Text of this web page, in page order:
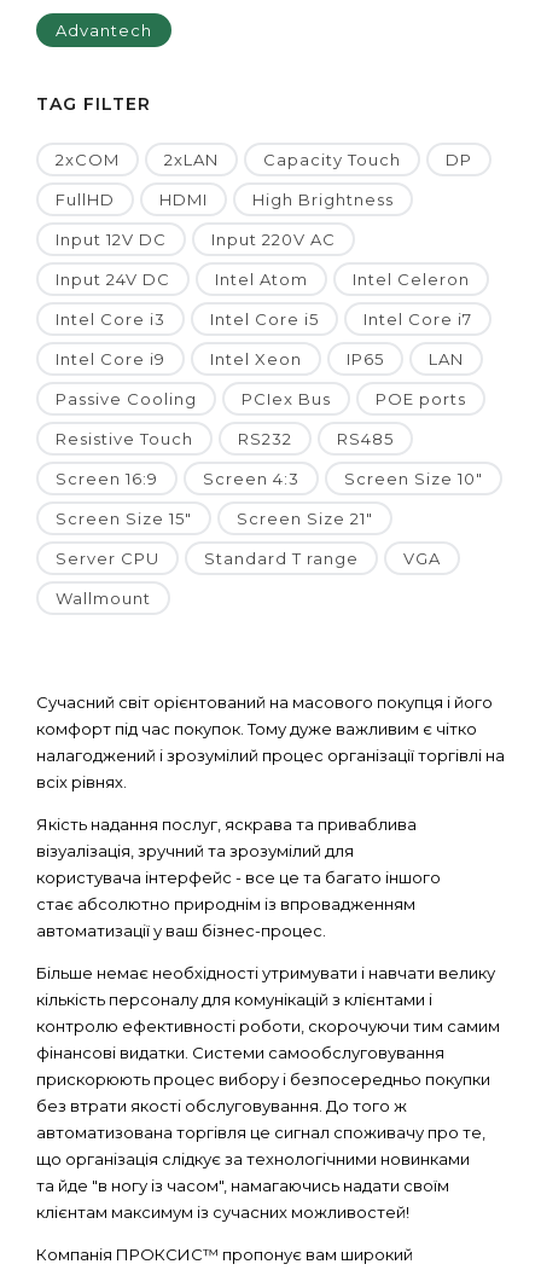
Advantech
TAG FILTER
2xCOM 2xLAN Capacity Touch DP
FullHD HDMI High Brightness
Input 12V DC Input 220V AC
Input 24V DC Intel Atom Intel Celeron
Intel Core i3 Intel Core i5 Intel Core i7
Intel Core i9 Intel Xeon IP65 LAN
Passive Cooling PCIex Bus POE ports
Resistive Touch RS232 RS485
Screen 16:9 Screen 4:3 Screen Size 10"
Screen Size 15" Screen Size 21"
Server CPU Standard T range VGA
Wallmount
Сучасний світ орієнтований на масового покупця і його
комфорт під час покупок. Тому дуже важливим є чітко
налагоджений і зрозумілий процес організації торгівлі на
всіх рівнях.
Якість надання послуг, яскрава та приваблива
візуалізація, зручний та зрозумілий для
користувача інтерфейс - все це та багато іншого
стає абсолютно природнім із впровадженням
автоматизації у ваш бізнес-процес.
Більше немає необхідності утримувати і навчати велику
кількість персоналу для комунікацій з клієнтами і
контролю ефективності роботи, скорочуючи тим самим
фінансові видатки. Системи самообслуговування
прискорюють процес вибору і безпосередньо покупки
без втрати якості обслуговування. До того ж
автоматизована торгівля це сигнал споживачу про те,
що організація слідкує за технологічними новинками
та йде "в ногу із часом", намагаючись надати своїм
клієнтам максимум із сучасних можливостей!
Компанія ПРОКСИС™ пропонує вам широкий